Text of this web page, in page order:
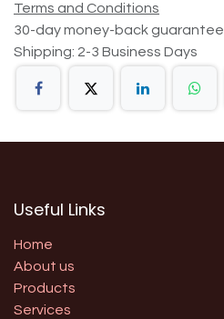
Terms and Conditions
30-day money-back guarantee
Shipping: 2-3 Business Days
Useful Links
Home
About us
Products
Services